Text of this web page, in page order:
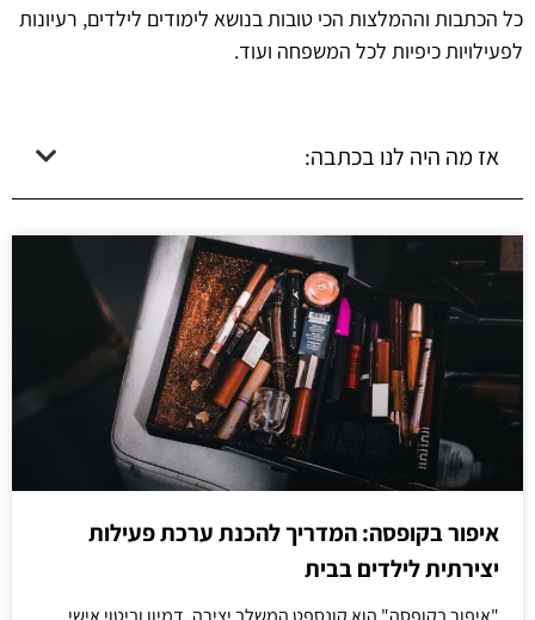
כל הכתבות וההמלצות הכי טובות בנושא לימודים לילדים, רעיונות
לפעילויות כיפיות לכל המשפחה ועוד.
אז מה היה לנו בכתבה:
איפור בקופסה: המדריך להכנת ערכת פעילות
יצירתית לילדים בבית